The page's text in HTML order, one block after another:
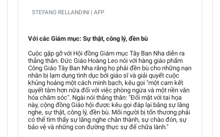
STEFANO RELLANDINI | AFP
Với các Giám mục: Sự thật, công lý, đền bù
Cuộc gặp gỡ với Hội đồng Giám mục Tây Ban Nha diễn ra
thẳng thắn. Đức Giáo Hoàng Leo nói với hàng giáo phẩm
Công Giáo Tây Ban Nha rằng họ phải đền bù cho những nạn
nhân bị lạm dụng tình dục bởi giáo sĩ và giải quyết cuộc
khủng hoảng một cách minh bạch, kêu gọi "một cam kết
quyết tâm hơn nữa đối với việc phòng ngừa và một nền văn
hóa chăm sóc". Ngài nói thẳng thắn: "Đối mặt với tai họa
này, cộng đồng Giáo hội được kêu gọi đáp lại bằng sự lắng
nghe, sự thật, công lý, đền bù. Mỗi người bị tổn thương phải
có thể tìm thấy sự lắng nghe chân thành, sự chào đón, sự
bảo vệ và những con đường thực sự để chữa lành."